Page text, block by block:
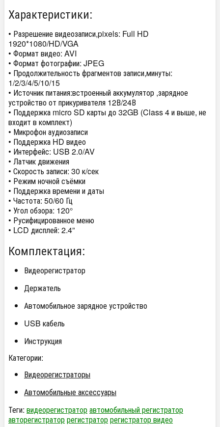
Характеристики:
• Разрешение видеозаписи,pixels: Full HD
1920*1080/HD/VGA
• Формат видео: AVI
• Формат фотографии: JPEG
• Продолжительность фрагментов записи,минуты:
1/2/3/4/5/10/15
• Источник питания:встроенный аккумулятор ,зарядное
устройство от прикуривателя 12В/24В
• Поддержка micro SD карты до 32GB (Class 4 и выше, не
входит в комплект)
• Микрофон аудиозаписи
• Поддержка HD видео
• Интерфейс: USB 2.0/AV
• Латчик движения
• Скорость записи: 30 к/сек
• Режим ночной съёмки
• Поддержка времени и даты
• Частота: 50/60 Гц
• Угол обзора: 120°
• Русифицированное меню
• LCD дисплей: 2.4”
Комплектация:
Видеорегистратор
Держатель
Автомобильное зарядное устройство
USB кабель
Инструкция
Категории:
Видеорегистраторы
Автомобильные аксессуары
Теги: видеорегистраторавтомобильный регистратор
авторегистраторрегистраторрегистратор видео